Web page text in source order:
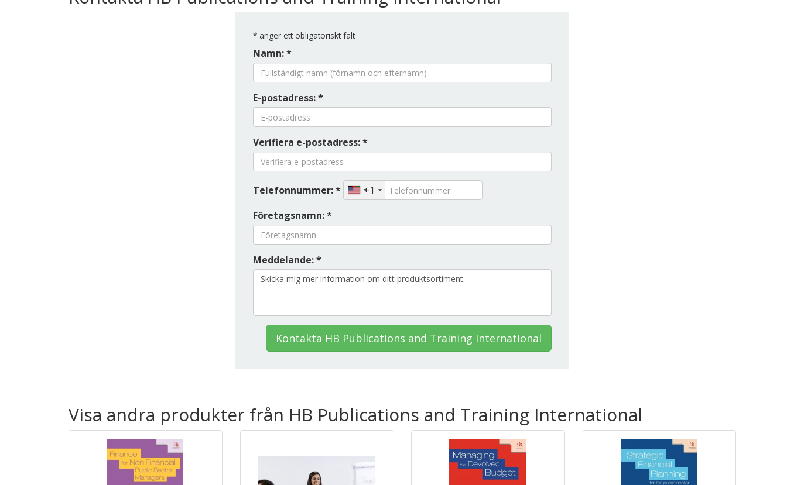
* anger ett obligatoriskt fält
Namn: *
E-postadress: *
Verifiera e-postadress: *
Telefonnummer: *
+1
Företagsnamn: *
Meddelande: *
Kontakta HB Publications and Training International
Visa andra produkter från HB Publications and Training International